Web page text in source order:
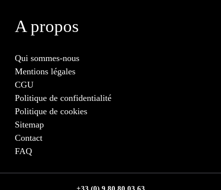
A propos
Qui sommes-nous
Mentions légales
CGU
Politique de confidentialité
Politique de cookies
Sitemap
Contact
FAQ
+33 (0) 9 80 80 03 63